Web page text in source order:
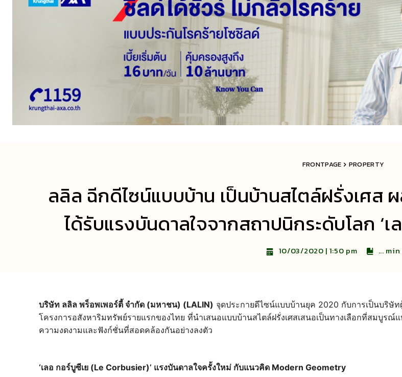
FRONTPAGE PROPERTY
ลลิล ฉีกดีไซน์แบบบ้าน เป็นบ้านสไตล์ฝรั่งเศ
ได้รับแรงบันดาลใจจากสถาปนิกระดับโลก ‘
10/03/2020 | 1:50 pm ... min
บริษัท ลลิล พร็อพเพอร์ตี้ จำกัด (มหาชน) (LALIN) จุดประกายดีไซน์แบบบ้านยุค 2020 กับการเป็นบริษั
โครงการอสังหาริมทรัพย์รายแรกของไทย ที่นำเสนอแบบบ้านสไตล์ฝรั่งเศสเสนอเป็นทางเลือกที่สมบูรณ์
ความงดงามและฟังก์ชั่นที่สอดคล้องกันอย่างลงตัว
‘เลอ กอร์บูซีเย (Le Corbusier)’ แรงบันดาลใจครั้งใหม่ กับแนวคิด Modern Geometry